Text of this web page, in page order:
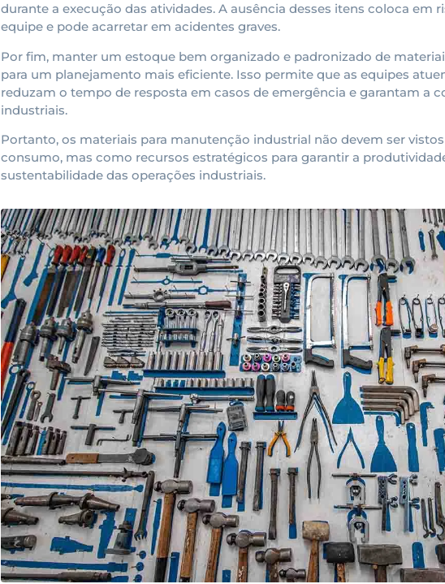
durante a execução das atividades. A ausência desses itens coloca em
equipe e pode acarretar em acidentes graves.
Por fim, manter um estoque bem organizado e padronizado de
para um planejamento mais eficiente. Isso permite que as equipes
reduzam o tempo de resposta em casos de emergência e garantam a
industriais.
Portanto, os materiais para manutenção industrial não devem ser
consumo, mas como recursos estratégicos para garantir a
sustentabilidade das operações industriais.